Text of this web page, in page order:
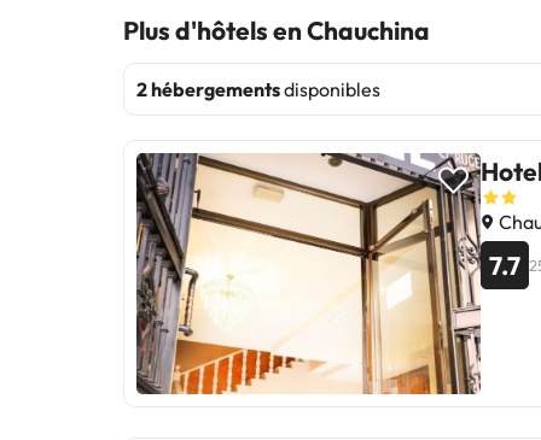
Plus d'hôtels en Chauchina
2 hébergementsdisponibles
7.7